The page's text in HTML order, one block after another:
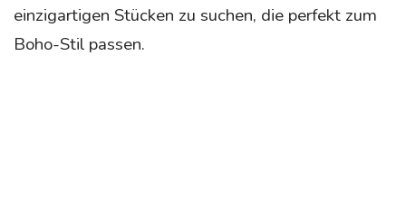
einzigartigen Stücken zu suchen, die perfekt zum
Boho-Stil passen.